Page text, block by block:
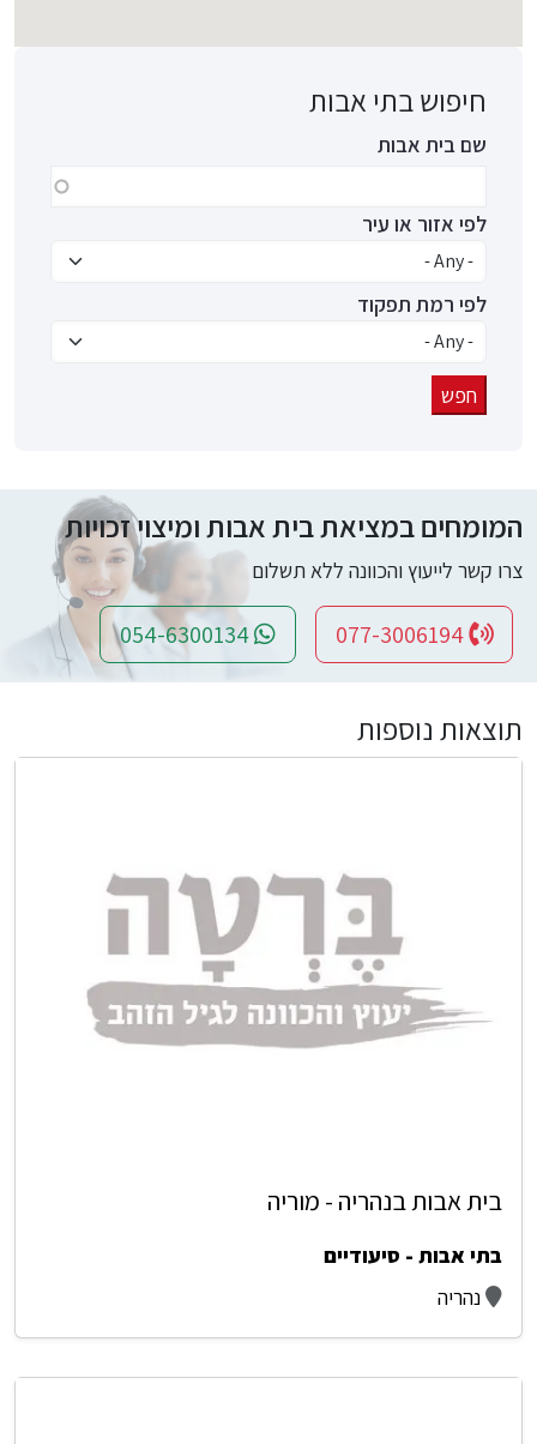
חיפוש בתי אבות
שם בית אבות
לפי אזור או עיר
לפי רמת תפקוד
המומחים במציאת בית אבות ומיצוי זכויות
צרו קשר לייעוץ והכוונה ללא תשלום
תוצאות נוספות
בית אבות בנהריה - מוריה
בתי אבות - סיעודיים
נהריה